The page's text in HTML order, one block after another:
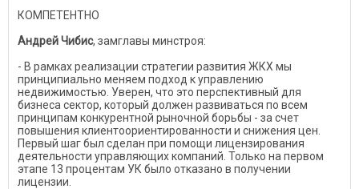
КОМПЕТЕНТНО
Андрей Чибис, замглавы минстроя:
- В рамках реализации стратегии развития ЖКХ мы
принципиально меняем подход к управлению
недвижимостью. Уверен, что это перспективный для
бизнеса сектор, который должен развиваться по всем
принципам конкурентной рыночной борьбы - за счет
повышения клиентоориентированности и снижения цен.
Первый шаг был сделан при помощи лицензирования
деятельности управляющих компаний. Только на первом
этапе 13 процентам УК было отказано в получении
лицензии.